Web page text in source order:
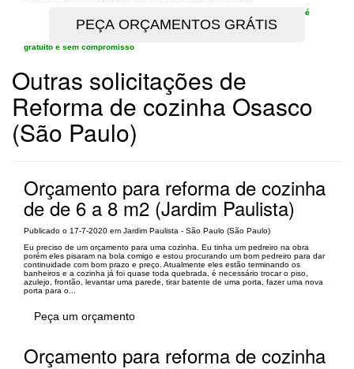
é
gratuito e sem compromisso
Outras solicitações de
Reforma de cozinha Osasco
(São Paulo)
Orçamento para reforma de cozinha
de de 6 a 8 m2 (Jardim Paulista)
Publicado o 17-7-2020 em Jardim Paulista - São Paulo (São Paulo)
Eu preciso de um orçamento para uma cozinha. Eu tinha um pedreiro na obra
porém eles pisaram na bola comigo e estou procurando um bom pedreiro para dar
continuidade com bom prazo e preço. Atualmente eles estão terminando os
banheiros e a cozinha já foi quase toda quebrada, é necessário trocar o piso,
azulejo, frontão, levantar uma parede, tirar batente de uma porta, fazer uma nova
porta para o...
Peça um orçamento
Orçamento para reforma de cozinha